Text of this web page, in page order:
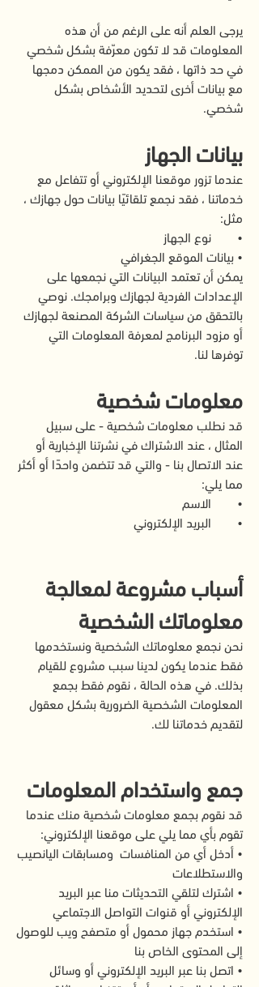
يرجى العلم أنه على الرغم من أن هذه
المعلومات قد لا تكون معرّفة بشكل شخصي
في حد ذاتها ، فقد يكون من الممكن دمجها
مع بيانات أخرى لتحديد الأشخاص بشكل
شخصي.
بيانات الجهاز
عندما تزور موقعنا الإلكتروني أو تتفاعل مع
خدماتنا ، فقد نجمع تلقائيًا بيانات حول جهازك ،
مثل:
• نوع الجهاز
• بيانات الموقع الجغرافي
يمكن أن تعتمد البيانات التي نجمعها على
الإعدادات الفردية لجهازك وبرامجك. نوصي
بالتحقق من سياسات الشركة المصنعة لجهازك
أو مزود البرنامج لمعرفة المعلومات التي
توفرها لنا.
معلومات شخصية
قد نطلب معلومات شخصية - على سبيل
المثال ، عند الاشتراك في نشرتنا الإخبارية أو
عند الاتصال بنا - والتي قد تتضمن واحدًا أو أكثر
مما يلي:
• الاسم
• البريد الإلكتروني
أسباب مشروعة لمعالجة
معلوماتك الشخصية
نحن نجمع معلوماتك الشخصية ونستخدمها
فقط عندما يكون لدينا سبب مشروع للقيام
بذلك. في هذه الحالة ، نقوم فقط بجمع
المعلومات الشخصية الضرورية بشكل معقول
لتقديم خدماتنا لك.
جمع واستخدام المعلومات
قد نقوم بجمع معلومات شخصية منك عندما
تقوم بأي مما يلي على موقعنا الإلكتروني:
• أدخل أي من المنافسات ومسابقات اليانصيب
والاستطلاعات
• اشترك لتلقي التحديثات منا عبر البريد
الإلكتروني أو قنوات التواصل الاجتماعي
• استخدم جهاز محمول أو متصفح ويب للوصول
إلى المحتوى الخاص بنا
• اتصل بنا عبر البريد الإلكتروني أو وسائل